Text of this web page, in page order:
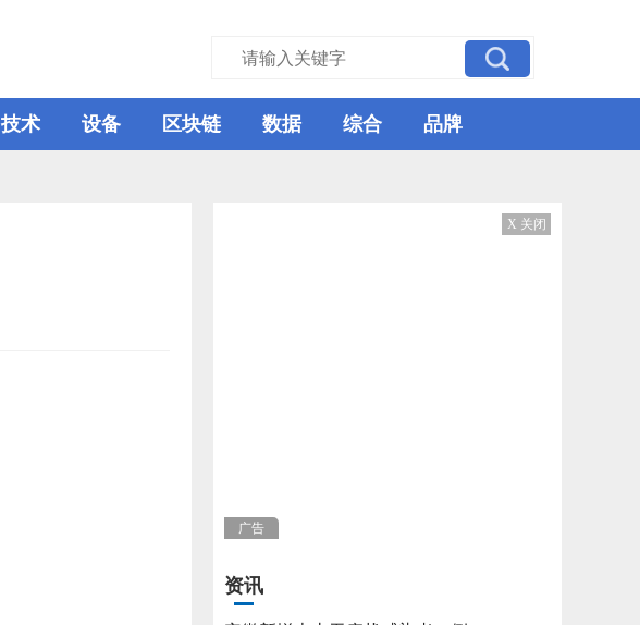
技术 设备 区块链 数据 综合 品牌
广告
X 关闭
资讯